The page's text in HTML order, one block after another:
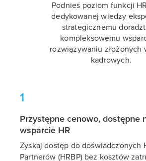
Podnieś poziom funkcji
dedykowanej wiedzy
strategicznemu
kompleksowemu
rozwiązywaniu złożonych
kadrowych.
1
Przystępne cenowo, dostępne
wsparcie HR
Zyskaj dostęp do doświadczonych
Partnerów (HRBP) bez kosztów